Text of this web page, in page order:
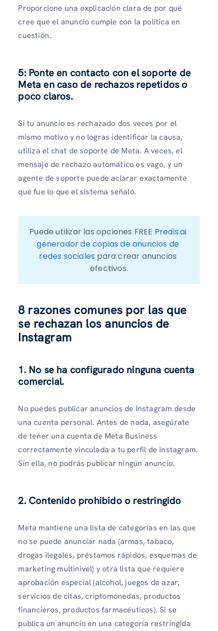
Proporcione una explicación clara de por qué
cree que el anuncio cumple con la política en
cuestión.
5: Ponte en contacto con el soporte de
Meta en caso de rechazos repetidos o
poco claros.
Si tu anuncio es rechazado dos veces por el
mismo motivo y no logras identificar la causa,
utiliza el chat de soporte de Meta. A veces, el
mensaje de rechazo automático es vago, y un
agente de soporte puede aclarar exactamente
qué fue lo que el sistema señaló.
Puede utilizar las opciones FREE Predis.ai
generador de copias de anuncios de
redes sociales para crear anuncios
efectivos.
8 razones comunes por las que
se rechazan los anuncios de
Instagram
1. No se ha configurado ninguna cuenta
comercial.
No puedes publicar anuncios de Instagram desde
una cuenta personal. Antes de nada, asegúrate
de tener una cuenta de Meta Business
correctamente vinculada a tu perfil de Instagram.
Sin ella, no podrás publicar ningún anuncio.
2. Contenido prohibido o restringido
Meta mantiene una lista de categorías en las que
no se puede anunciar nada (armas, tabaco,
drogas ilegales, préstamos rápidos, esquemas de
marketing multinivel) y otra lista que requiere
aprobación especial (alcohol, juegos de azar,
servicios de citas, criptomonedas, productos
financieros, productos farmacéuticos). Si se
publica un anuncio en una categoría restringida